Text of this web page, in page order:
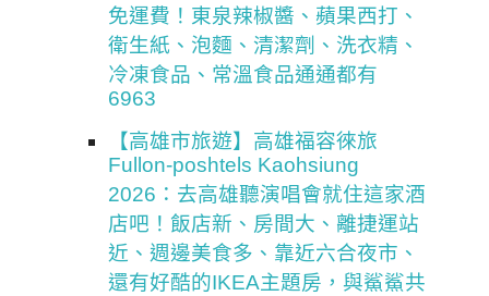
免運費！東泉辣椒醬、蘋果西打、
衛生紙、泡麵、清潔劑、洗衣精、
冷凍食品、常溫食品通通都有
6963
【高雄市旅遊】高雄福容徠旅
Fullon-poshtels Kaohsiung
2026：去高雄聽演唱會就住這家酒
店吧！飯店新、房間大、離捷運站
近、週邊美食多、靠近六合夜市、
還有好酷的IKEA主題房，與鯊鯊共